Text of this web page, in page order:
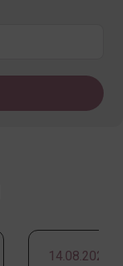
14.08.2026